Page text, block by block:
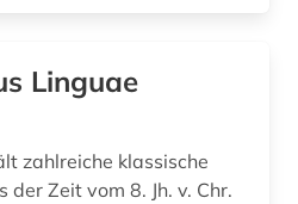
amerikanisches englisch (1)
Linguae
zahlreiche klassische
der Zeit vom 8. Jh. v. Chr.